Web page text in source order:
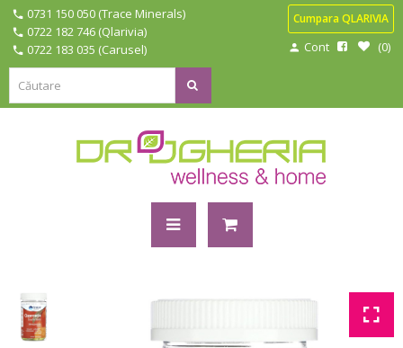
0731 150 050 (Trace Minerals)
0722 182 746 (Qlarivia)
0722 183 035 (Carusel)
Cumpara QLARIVIA
Cont 0